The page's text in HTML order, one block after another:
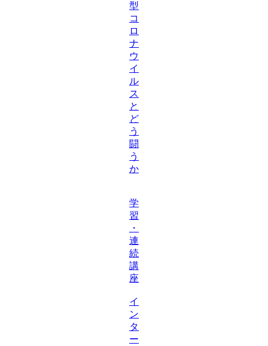
型
コ
ロ
ナ
ウ
イ
ル
ス
と
ど
う
闘
う
か
学
習
・
連
続
講
座
イ
ン
タ
ー